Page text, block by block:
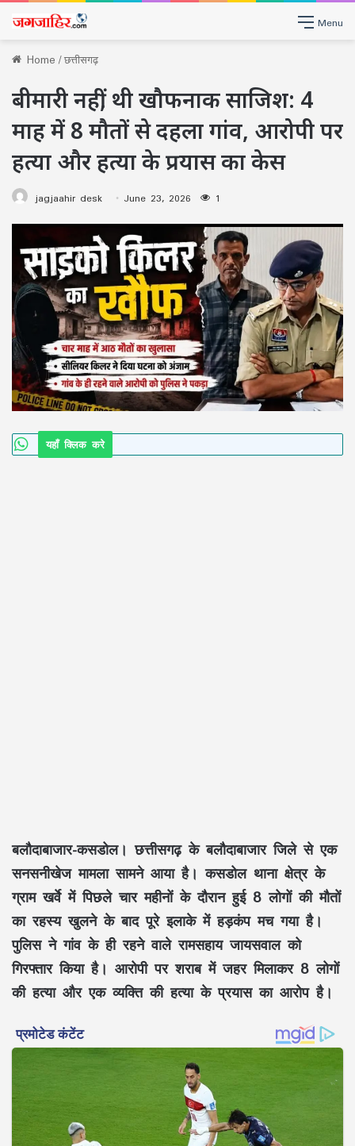
Menu
Home/छत्तीसगढ़
बीमारी नहीं, थी खौफनाक साजिश: 4
माह में 8 मौतों से दहला गांव, आरोपी पर
हत्या और हत्या के प्रयास का केस
jagjaahir desk June 23, 2026 1
यहाँ क्लिक करे
बलौदाबाजार-कसडोल। छत्तीसगढ़ के बलौदाबाजार जिले से एक
सनसनीखेज मामला सामने आया है। कसडोल थाना क्षेत्र के
ग्राम खर्वे में पिछले चार महीनों के दौरान हुई 8 लोगों की मौतों
का रहस्य खुलने के बाद पूरे इलाके में हड़कंप मच गया है।
पुलिस ने गांव के ही रहने वाले रामसहाय जायसवाल को
गिरफ्तार किया है। आरोपी पर शराब में जहर मिलाकर 8 लोगों
की हत्या और एक व्यक्ति की हत्या के प्रयास का आरोप है।